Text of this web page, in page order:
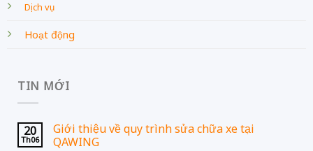
Dịch vụ
Hoạt động
TIN MỚI
20
Th06
Giới thiệu về quy trình sửa chữa xe tại
QAWING